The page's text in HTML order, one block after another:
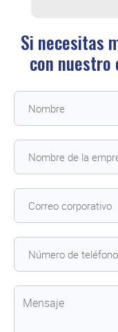
Si necesitas
con nuestro